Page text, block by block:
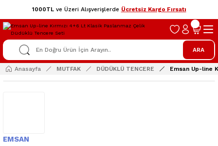
1000TLve Üzeri Alışverişlerde Ücretsiz Kargo Fırsatı
ARA
Anasayfa MUTFAK DÜDÜKLÜ TENCERE Emsan Up-line
EMSAN